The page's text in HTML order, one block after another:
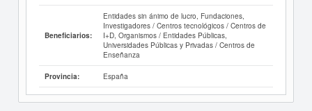
Beneficiarios:
Entidades sin ánimo de lucro, Fundaciones,
Investigadores / Centros tecnológicos / Centros de
I+D, Organismos / Entidades Públicas,
Universidades Públicas y Privadas / Centros de
Enseñanza
Provincia: España